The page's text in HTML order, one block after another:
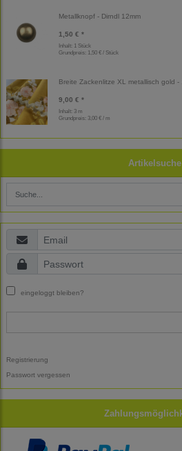
Metallknopf - Dirndl 12mm
1,50 € *
Inhalt: 1 Stück
Grundpreis: 1,50 € / Stück
Breite Zackenlitze XL metallisch gold
9,00 € *
Inhalt: 3 m
Grundpreis: 3,00 € / m
Artikelsuche
eingeloggt bleiben?
Registrierung
Passwort vergessen